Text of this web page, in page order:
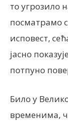
то угрозило
посматрамо
исповест,
јасно
потпуно
Било у
временима,